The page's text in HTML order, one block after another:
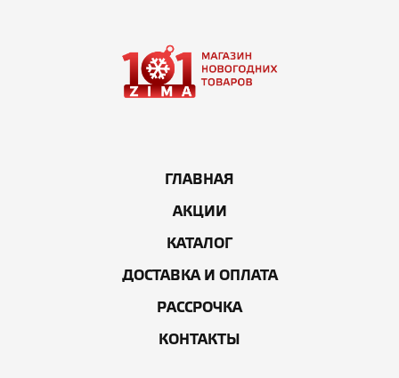
ГЛАВНАЯ
АКЦИИ
КАТАЛОГ
ДОСТАВКА И ОПЛАТА
РАССРОЧКА
КОНТАКТЫ